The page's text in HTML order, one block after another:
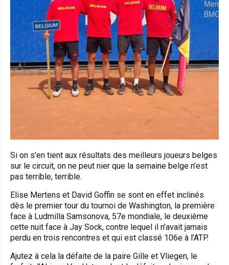
Si on s’en tient aux résultats des meilleurs joueurs belges
sur le circuit, on ne peut nier que la semaine belge n’est
pas terrible, terrible.
Elise Mertens et David Goffin se sont en effet inclinés
dès le premier tour du tournoi de Washington, la première
face à Ludmilla Samsonova, 57e mondiale, le deuxième
cette nuit face à Jay Sock, contre lequel il n’avait jamais
perdu en trois rencontres et qui est classé 106e à l’ATP.
Ajutez à cela la défaite de la paire Gille et Vliegen, le